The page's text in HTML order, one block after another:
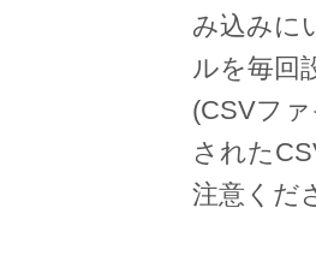
み込みに
ルを毎回
(CSVフ
された
注意くだ